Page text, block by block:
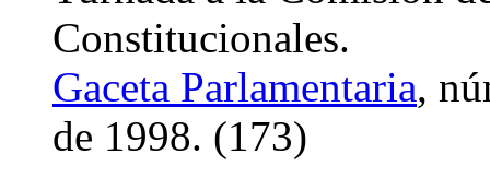
Constitucionales.
Gaceta Parlamentaria,
de 1998. (173)